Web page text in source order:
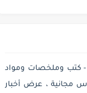
- كتب وملخصات ومواد
مجانية ، عرض أخبار